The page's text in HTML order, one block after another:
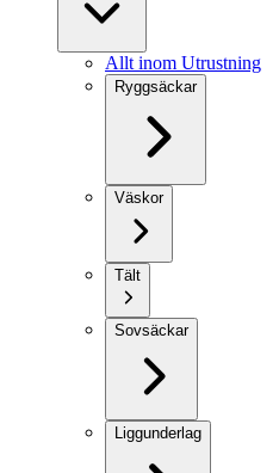
Allt inom Utrustning
Ryggsäckar
Väskor
Tält
Sovsäckar
Liggunderlag